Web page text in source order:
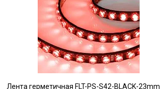
Сравнение
В избранное
В наличии
Лента герметичная FLT-PS-S42-BLACK-23mm